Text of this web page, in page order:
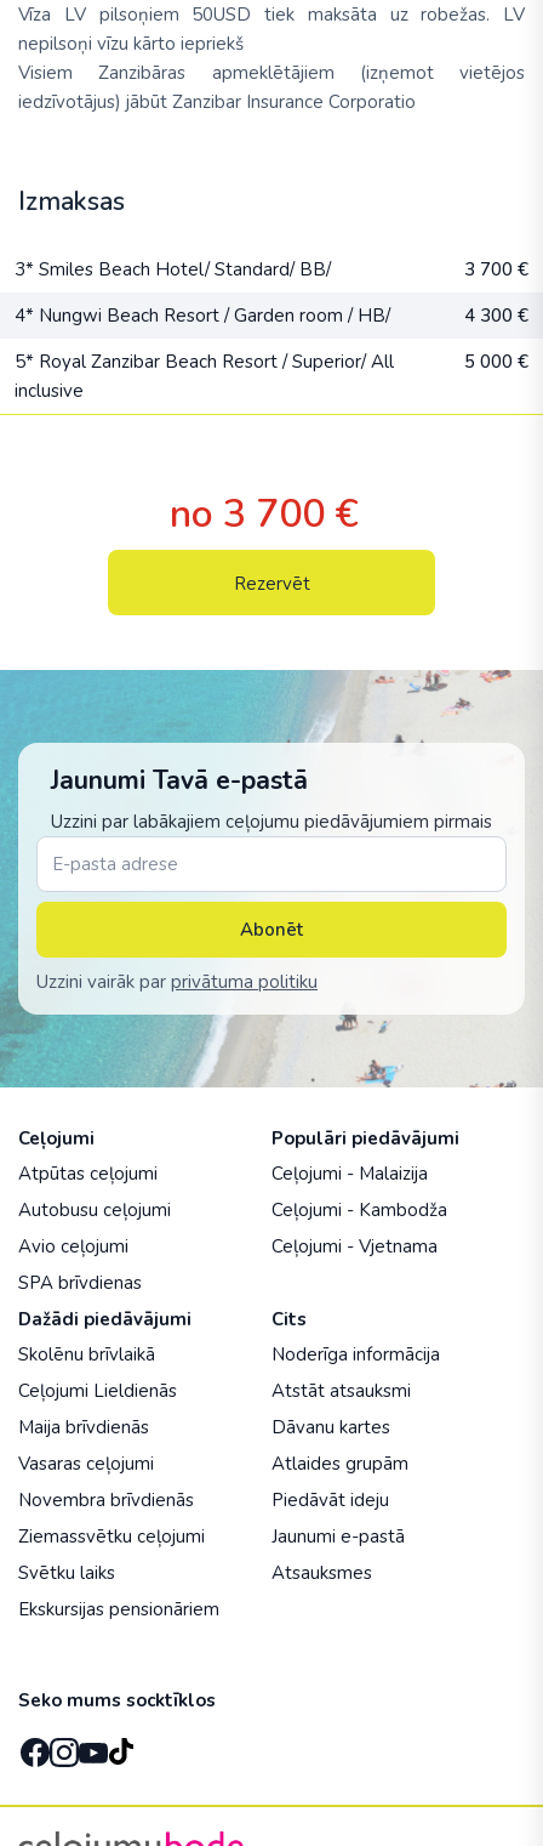
Vīza LV pilsoņiem 50USD tiek maksāta uz robežas. LV
nepilsoņi vīzu kārto iepriekš
Visiem Zanzibāras apmeklētājiem (izņemot vietējos
iedzīvotājus) jābūt Zanzibar Insurance Corporatio
Izmaksas
3* Smiles Beach Hotel/ Standard/ BB/
3 700 €
4* Nungwi Beach Resort / Garden room / HB/
4 300 €
5* Royal Zanzibar Beach Resort / Superior/ All
inclusive
5 000 €
no 3 700 €
Rezervēt
Jaunumi Tavā e-pastā
Uzzini par labākajiem ceļojumu piedāvājumiem pirmais
Abonēt
Uzzini vairāk par privātuma politiku
Ceļojumi
Atpūtas ceļojumi
Autobusu ceļojumi
Avio ceļojumi
SPA brīvdienas
Populāri piedāvājumi
Ceļojumi - Malaizija
Ceļojumi - Kambodža
Ceļojumi - Vjetnama
Dažādi piedāvājumi
Skolēnu brīvlaikā
Ceļojumi Lieldienās
Maija brīvdienās
Vasaras ceļojumi
Novembra brīvdienās
Ziemassvētku ceļojumi
Svētku laiks
Ekskursijas pensionāriem
Cits
Noderīga informācija
Atstāt atsauksmi
Dāvanu kartes
Atlaides grupām
Piedāvāt ideju
Jaunumi e-pastā
Atsauksmes
Seko mums socktīklos